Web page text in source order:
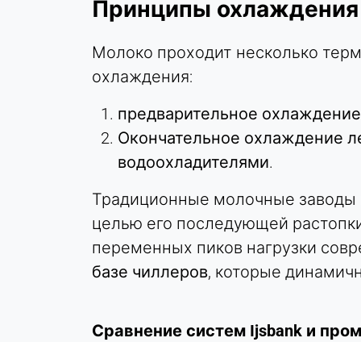
Принципы
Молоко проходит несколько
охлаждения:
предварительное охлаждение
Окончательное охлаждение
водоохладителями.
Традиционные молочные заводы
целью его последующей
переменных пиков нагрузки
базе чиллеров, которые
Сравнение систем Ijsbank и
bcookie, li_gc, lidc
Provider:
Purpose:
Отслеживание конверсии
1 день - 1 год
Leadinfo
_li_ses.#.expires,